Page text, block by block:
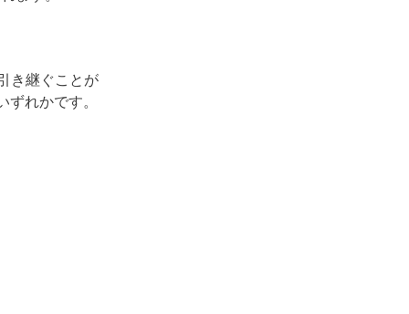
き継ぐことが
れかです。